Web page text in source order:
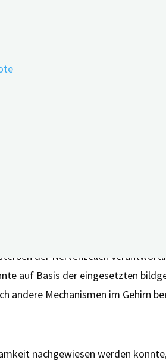
another anti-Alzheimer’s drug with
jüngst in den USA zugelassenen
Dietzel:
Zulassung von Donanemab
Ablagerungen im Gehirn
Leqembi®) bereits ein ähnliches
die Zulassungsstudien der drei
Nebenwirkungen geblickt.
der Nervenzellen
auf Basis der eingesetzten
andere Mechanismen im Gehirn
nachgewiesen werden